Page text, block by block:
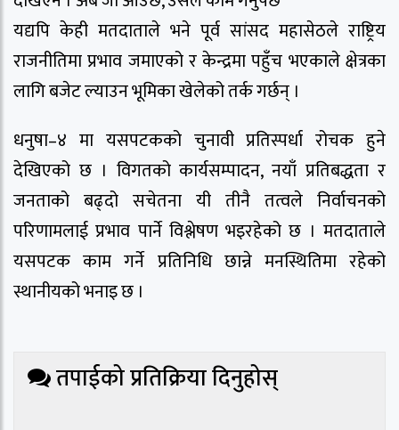
यद्यपि केही मतदाताले भने पूर्व सांसद महासेठले राष्ट्रिय
राजनीतिमा प्रभाव जमाएको र केन्द्रमा पहुँच भएकाले क्षेत्रका
लागि बजेट ल्याउन भूमिका खेलेको तर्क गर्छन् ।
धनुषा–४ मा यसपटकको चुनावी प्रतिस्पर्धा रोचक हुने
देखिएको छ । विगतको कार्यसम्पादन, नयाँ प्रतिबद्धता र
जनताको बढ्दो सचेतना यी तीनै तत्वले निर्वाचनको
परिणामलाई प्रभाव पार्ने विश्लेषण भइरहेको छ । मतदाताले
यसपटक काम गर्ने प्रतिनिधि छान्ने मनस्थितिमा रहेको
स्थानीयको भनाइ छ ।
तपाईको प्रतिक्रिया दिनुहोस्